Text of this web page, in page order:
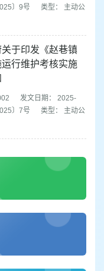
〕9号
类型： 主动公
于印发《赵巷镇
行维护考核实施
发文日期： 2025-
〕7号
类型： 主动公